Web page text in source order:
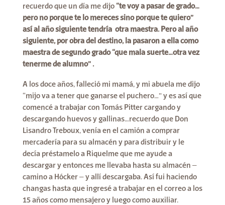
recuerdo que un día me dijo“te voy a pasar de grado…
pero no porque te lo mereces sino porque te quiero”
así al año siguiente tendría otra maestra. Pero al año
siguiente, por obra del destino, la pasaron a ella como
maestra de segundo grado “que mala suerte…otra vez
tenerme de alumno” .
A los doce años, falleció mi mamá, y mi abuela me dijo
“mijo va a tener que ganarse el puchero…” y es así que
comencé a trabajar con Tomás Pitter cargando y
descargando huevos y gallinas…recuerdo que Don
Lisandro Treboux, venía en el camión a comprar
mercadería para su almacén y para distribuir y le
decía préstamelo a Riquelme que me ayude a
descargar y entonces me llevaba hasta su almacén –
camino a Hócker – y allí descargaba. Así fui haciendo
changas hasta que ingresé a trabajar en el correo a los
15 años como mensajero y luego como auxiliar.